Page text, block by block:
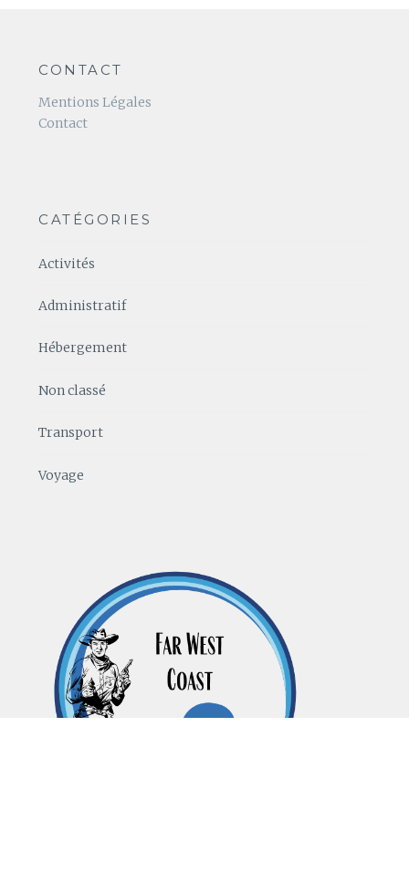
CONTACT
Mentions Légales
Contact
CATÉGORIES
Activités
Administratif
Hébergement
Non classé
Transport
Voyage